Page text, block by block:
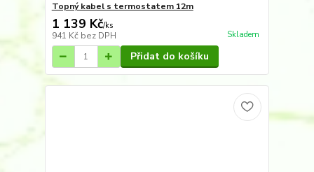
Topný kabel s termostatem 12m
1 139 Kč/ks
941 Kč bez DPH Skladem
Přidat do košíku